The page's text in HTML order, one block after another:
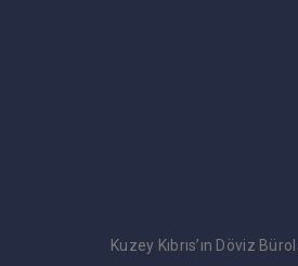
Kuzey Kıbrıs’ın Döviz